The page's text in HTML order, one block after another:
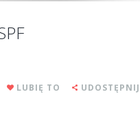
LUBIĘ TO UDOSTĘPNIJ